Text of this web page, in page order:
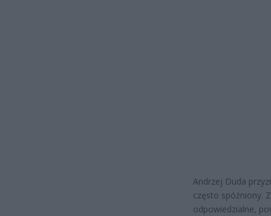
Andrzej Duda
często spóźniony.
odpowiedzialne,